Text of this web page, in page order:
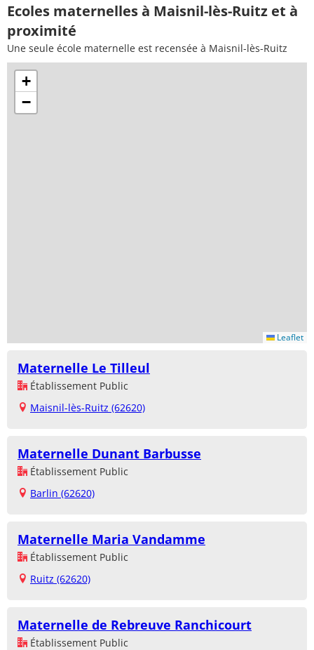
Ecoles maternelles à Maisnil-lès-Ruitz et à
proximité
Une seule école maternelle est recensée à Maisnil-lès-Ruitz
+
−
Leaflet
Maternelle Le Tilleul
Établissement Public
Maisnil-lès-Ruitz (62620)
Maternelle Dunant Barbusse
Établissement Public
Barlin (62620)
Maternelle Maria Vandamme
Établissement Public
Ruitz (62620)
Maternelle de Rebreuve Ranchicourt
Établissement Public